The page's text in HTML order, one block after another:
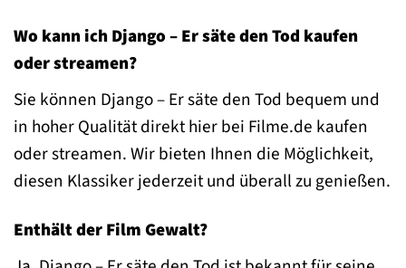
Wo kann ich Django – Er säte den Tod kaufen
oder streamen?
Sie können Django – Er säte den Tod bequem und
in hoher Qualität direkt hier bei Filme.de kaufen
oder streamen. Wir bieten Ihnen die Möglichkeit,
diesen Klassiker jederzeit und überall zu genießen.
Enthält der Film Gewalt?